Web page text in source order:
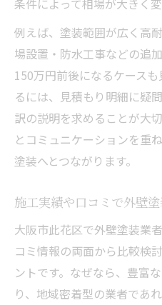
例えば、塗装範囲が広く高
場設置・防水工事などの追
150万円前後になるケース
るには、見積もり明細に疑
訳の説明を求めることが大
とコミュニケーションを重
塗装へとつながります。
施工実績や口コミで外壁
大阪市此花区で外壁塗装業
コミ情報の両面から比較検
ントです。なぜなら、豊富
り、地域密着型の業者であ